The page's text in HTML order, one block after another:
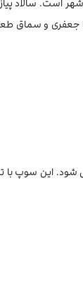
جعفری و سماق
شود. این سوپ